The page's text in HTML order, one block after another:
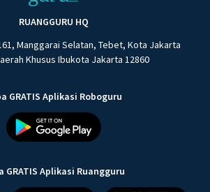
RUANGGURU HQ
Manggarai Selatan, Tebet, Kota Jakarta
Khusus Ibukota Jakarta 12860
GRATIS Aplikasi Roboguru
GRATIS Aplikasi Ruangguru